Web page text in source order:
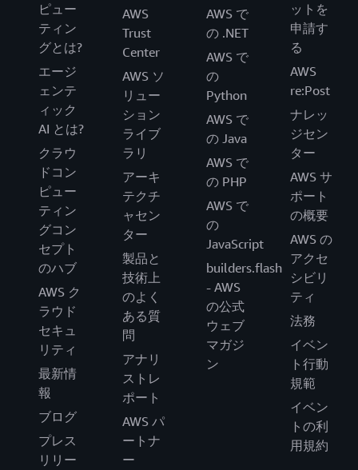
ピュー
ティン
グとは?
エージ
ェンテ
ィック
AI とは?
クラウ
ドコン
ピュー
ティン
グコン
セプト
のハブ
AWS ク
ラウド
セキュ
リティ
最新情
報
ブログ
プレス
リリー
AWS
Trust
Center
AWS ソ
リュー
ション
ライブ
ラリ
アーキ
テクチ
ャセン
ター
製品と
技術上
のよく
ある質
問
アナリ
ストレ
ポート
AWS パ
ートナ
ー
AWS で
の .NET
AWS で
の
Python
AWS で
の Java
AWS で
の PHP
AWS で
の
JavaScript
builders.flash
- AWS
の公式
ウェブ
マガジ
ン
ットを
申請す
る
AWS
re:Post
ナレッ
ジセン
ター
AWS サ
ポート
の概要
AWS の
アクセ
シビリ
ティ
法務
イベン
ト行動
規範
イベン
トの利
用規約